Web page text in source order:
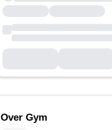
Over Gym